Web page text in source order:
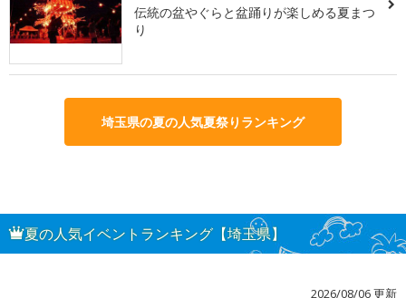
伝統の盆やぐらと盆踊りが楽しめる夏まつ
り
埼玉県の夏の人気夏祭りランキング
夏の人気イベントランキング【埼玉県】
2026/08/06 更新